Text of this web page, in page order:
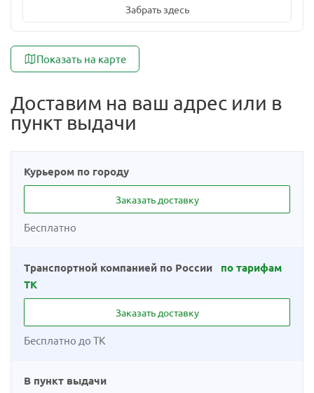
Забрать здесь
Показать на карте
Доставим на ваш адрес или в
пункт выдачи
Курьером по городу
Бесплатно
Заказать доставку
Транспортной компанией по России
по тарифам
ТК
Бесплатно до ТК
Заказать доставку
В пункт выдачи